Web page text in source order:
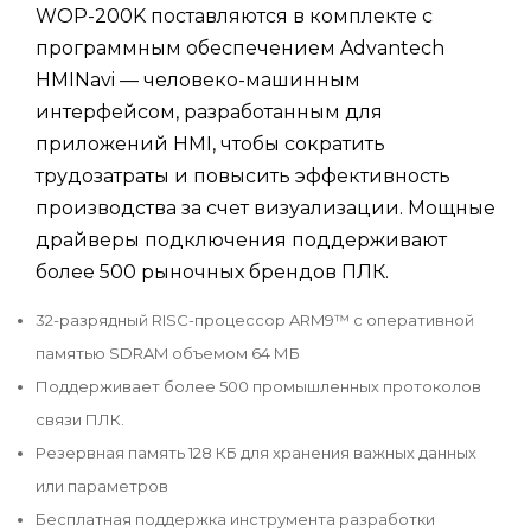
WOP-200K поставляются в комплекте с
программным обеспечением Advantech
HMINavi — человеко-машинным
интерфейсом, разработанным для
приложений HMI, чтобы сократить
трудозатраты и повысить эффективность
производства за счет визуализации. Мощные
драйверы подключения поддерживают
более 500 рыночных брендов ПЛК.
32-разрядный RISC-процессор ARM9™ с оперативной
памятью SDRAM объемом 64 МБ
Поддерживает более 500 промышленных протоколов
связи ПЛК.
Резервная память 128 КБ для хранения важных данных
или параметров
Бесплатная поддержка инструмента разработки